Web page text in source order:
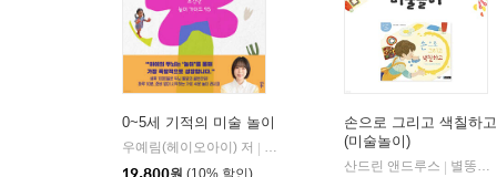
0~5세 기적의 미술 놀이
우예림(헤이오아이) 저
다산북스
19,800원 (10% 할인)
손으로 그리고 색칠하고
(미술놀이)
산드린 앤드루스
별똥별(전집)